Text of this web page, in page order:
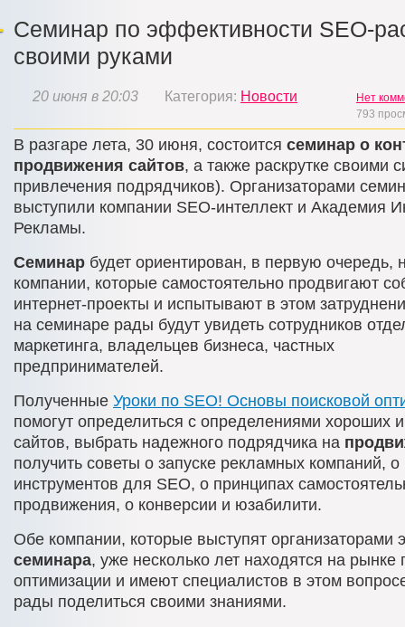
Семинар по эффективности SEO-
своими руками
20 июня в 20:03 Категория: Новости
Нет
793
В разгаре лета, 30 июня, состоится семинар о
продвижения сайтов, а также раскрутке своими
привлечения подрядчиков). Организаторами
выступили компании SEO-интеллект и Академия
Рекламы.
Семинар будет ориентирован, в первую очередь,
компании, которые самостоятельно продвигают
интернет-проекты и испытывают в этом
на семинаре рады будут увидеть сотрудников
маркетинга, владельцев бизнеса, частных
предпринимателей.
Полученные Уроки по SEO! Основы поисковой
помогут определиться с определениями хороших
сайтов, выбрать надежного подрядчика на
получить советы о запуске рекламных компаний,
инструментов для SEO, о принципах
продвижения, о конверсии и юзабилити.
Обе компании, которые выступят организаторами
семинара, уже несколько лет находятся на рынке
оптимизации и имеют специалистов в этом
рады поделиться своими знаниями.